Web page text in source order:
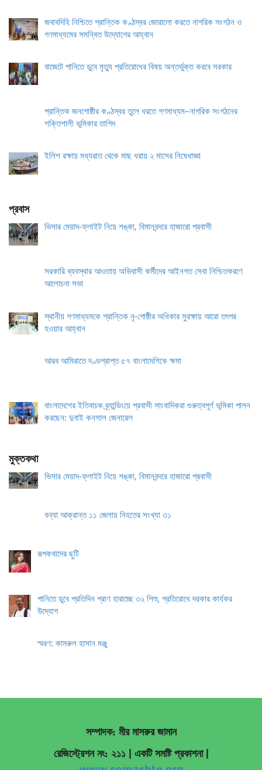
জবাবদিহি নিশ্চিতে প্রান্তিক কণ্ঠস্বর জোরালো করতে নাগরিক সংগঠন ও
গণমাধ্যমের সমন্বিত উদ্যোগের আহ্বান
বাজেটে পানিতে ডুবে মৃত্যু প্রতিরোধের বিষয় অন্তর্ভুক্ত করবে সরকার
প্রান্তিক জনগোষ্ঠীর কণ্ঠস্বর তুলে ধরতে গণমাধ্যম–নাগরিক সংগঠনের
শক্তিশালী ভূমিকার তাগিদ
ইলিশ রক্ষায় মধ্যরাত থেকে মাছ ধরায় ২ মাসের নিষেধাজ্ঞা
প্রবাস
ভিসার মেয়াদ-ফ্লাইট নিয়ে শঙ্কা, বিমানবন্দরে হাজারো প্রবাসী
সরকারি ব্যবস্থার আওতায় অভিবাসী কর্মীদের আইনগত সেবা নিশ্চিতকরণে
আলোচনা সভা
স্থানীয় গণমাধ্যমকে প্রান্তিক নৃ-গোষ্ঠীর অধিকার সুরক্ষায় আরো তৎপর
হওয়ার আহ্বান
আরব আমিরাতে দণ্ডপ্রাপ্ত ৫৭ বাংলাদেশিকে ক্ষমা
বাংলাদেশের ইতিবাচক ব্র্যান্ডিংয়ে প্রবাসী সাংবাদিকরা গুরুত্বপূর্ণ ভূমিকা পালন
করছেন: দুবাই কনসাল জেনারেল
মুক্তকথা
ভিসার মেয়াদ-ফ্লাইট নিয়ে শঙ্কা, বিমানবন্দরে হাজারো প্রবাসী
বন্যা আক্রান্ত ১১ জেলায় নিহতের সংখ্যা ৩১
রূপকথাদের ছুটি
পানিতে ডুবে প্রতিদিন প্রাণ হারাচ্ছে ৩২ শিশু, প্রতিরোধে দরকার কার্যকর
উদ্যোগ
স্মরণ: কামরুল হাসান মঞ্জু
সম্পাদক: মীর মাসরুর জামান
রেজিস্ট্রেশন নং: ২১১ | একটি সমষ্টি প্রকাশনা